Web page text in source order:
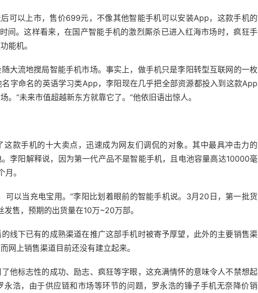
后可以上市，售价699元，不像其他智能手机可以安装App，这款手机的
间。这样看来，在国产智能手机的激烈厮杀已进入红海市场时，疯狂手
能机。
大流地搅局智能手机市场。事实上，做手机只是李阳转型互联网的一枚
字命名的英语学习类App，李阳现在几乎把全部资源都投入到这款App
。“未来市值超越新东方就靠它了。”他依旧语出惊人。
款手机的十大卖点，迅速成为网友们调侃的对象。其中最具冲击力的
李阳解释说，因为第一代产品不是智能手机，且电池容量高达10000毫
。
可以当充电宝用。”李阳比划着眼前的智能手机说。3月20日，第一批货
售，预期的出货量在10万~20万部。
线下已有的成熟渠道在推广这部手机时被寄予厚望，此外的主要销售渠
网上销售渠道目前还没有建立起来。
他标志性的成功、励志、疯狂等字眼，这充满情怀的意味令人不禁想起
永浩，由于供应链和市场等环节的问题，罗永浩的锤子手机无奈降价销